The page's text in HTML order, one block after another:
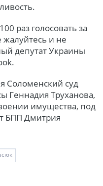
раз голосовать за
жалуйтесь и не
депутат Украины
Соломенский суд
Геннадия Труханова,
имущества, под
БПП Дмитрия